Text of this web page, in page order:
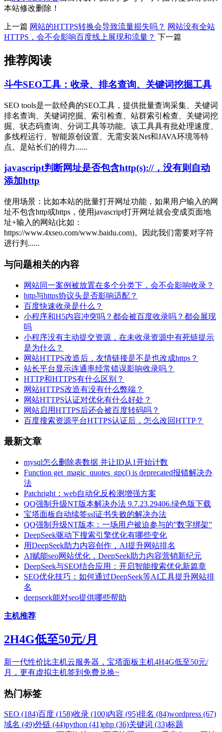
本站修改删除！
上一篇 网站的HTTPS转换会导致流量损失吗？ 网站没有全站
HTTPS，会不会影响百度线上展现和流量？ 下一篇
推荐阅读
斗牛SEO工具：收录、排名查询、关键词挖掘工具
SEO tools是一款经典的SEO工具，提供批量查询采集、关键词
排名查询、关键词挖掘、索引检查、站群索引检查、关键词挖
掘、状态码查询、分词工具等功能。该工具具有批处理速度、
多线程运行、智能原创设置、无需安装Net和JAVA环境等特
点。是站长们的得力......
javascript判断网址是否包含http(s)://，没有则自动
添加http
使用场景：比如本站的批量打开网址功能，如果用户输入的网
址不包含http或https，使用javascript打开网址就会变成页面地
址+输入的网站(比如：
https://www.4xseo.com/www.baidu.com)。因此我们需要对字符
进行判......
与问题相关的内容
网站同一案例被放置在多个分类下，会不会影响收录？
http与https协议头是否影响适配？
百度快速收录是什么？
小程序和H5内容冲突吗？都会被百度收录吗？都会展现
吗
小程序没有主动提交资源，在未收录资源中有死链提示
是为什么？
网站HTTPS改造后，友情链接是不是也改成https？
站长平台显示连通率经常错误影响收录吗？
HTTP和HTTPS有什么区别？
网站HTTPS改造有没有什么弊端？
网站HTTPS认证对优化有什么好处？
网站启用HTTPS后还会被百度转码吗？
百度搜索资源平台HTTPS认证后，怎么改回HTTP？
最新文章
mysql怎么删除表数据 并让ID从1开始计数
Function get_magic_quotes_gpc() is deprecated报错解决办
法
Patchright：web自动化反检测增强方案
QQ强制升级NT版本解决办法 9.7.23.29406.绿色版下载
宝塔面板自动续签ssl证书失败的解决办法
QQ强制升级NT版本：一场用户被迫参与的”数字绑架”
DeepSeek驱动下搜索引擎优化有哪些变化
用DeepSeek助力内容创作，AI提升网站排名
AI赋能seo网站优化，DeepSeek助力内容营销新纪元
DeepSeek与SEO结合应用：开启智能搜索优化新篇章
SEO优化技巧：如何通过DeepSeek等AI工具提升网站排
名
deepseek能对seo提供哪些帮助
主机推荐
2H4G低至50元/月
新一代性价比主机云服务器，宝塔面板主机4H4G低至50元/
月，更有虚拟主机签到免费兑换~
热门标签
SEO (184)百度 (158)收录 (100)内容 (95)排名 (84)wordpress (67)
域名 (49)外链 (44)python (41)php (36)关键词 (33)标题